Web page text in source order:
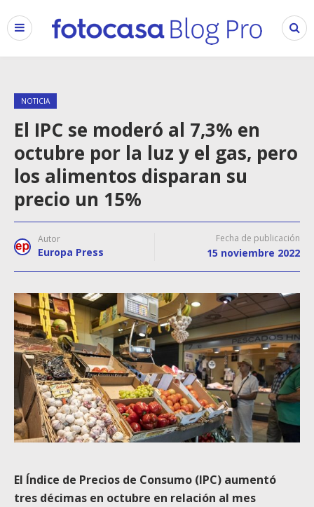
NOTICIA
El IPC se moderó al 7,3% en
octubre por la luz y el gas, pero
los alimentos disparan su
precio un 15%
Autor
Europa Press
Fecha de publicación
15 noviembre 2022
El Índice de Precios de Consumo (IPC) aumentó
tres décimas en octubre en relación al mes